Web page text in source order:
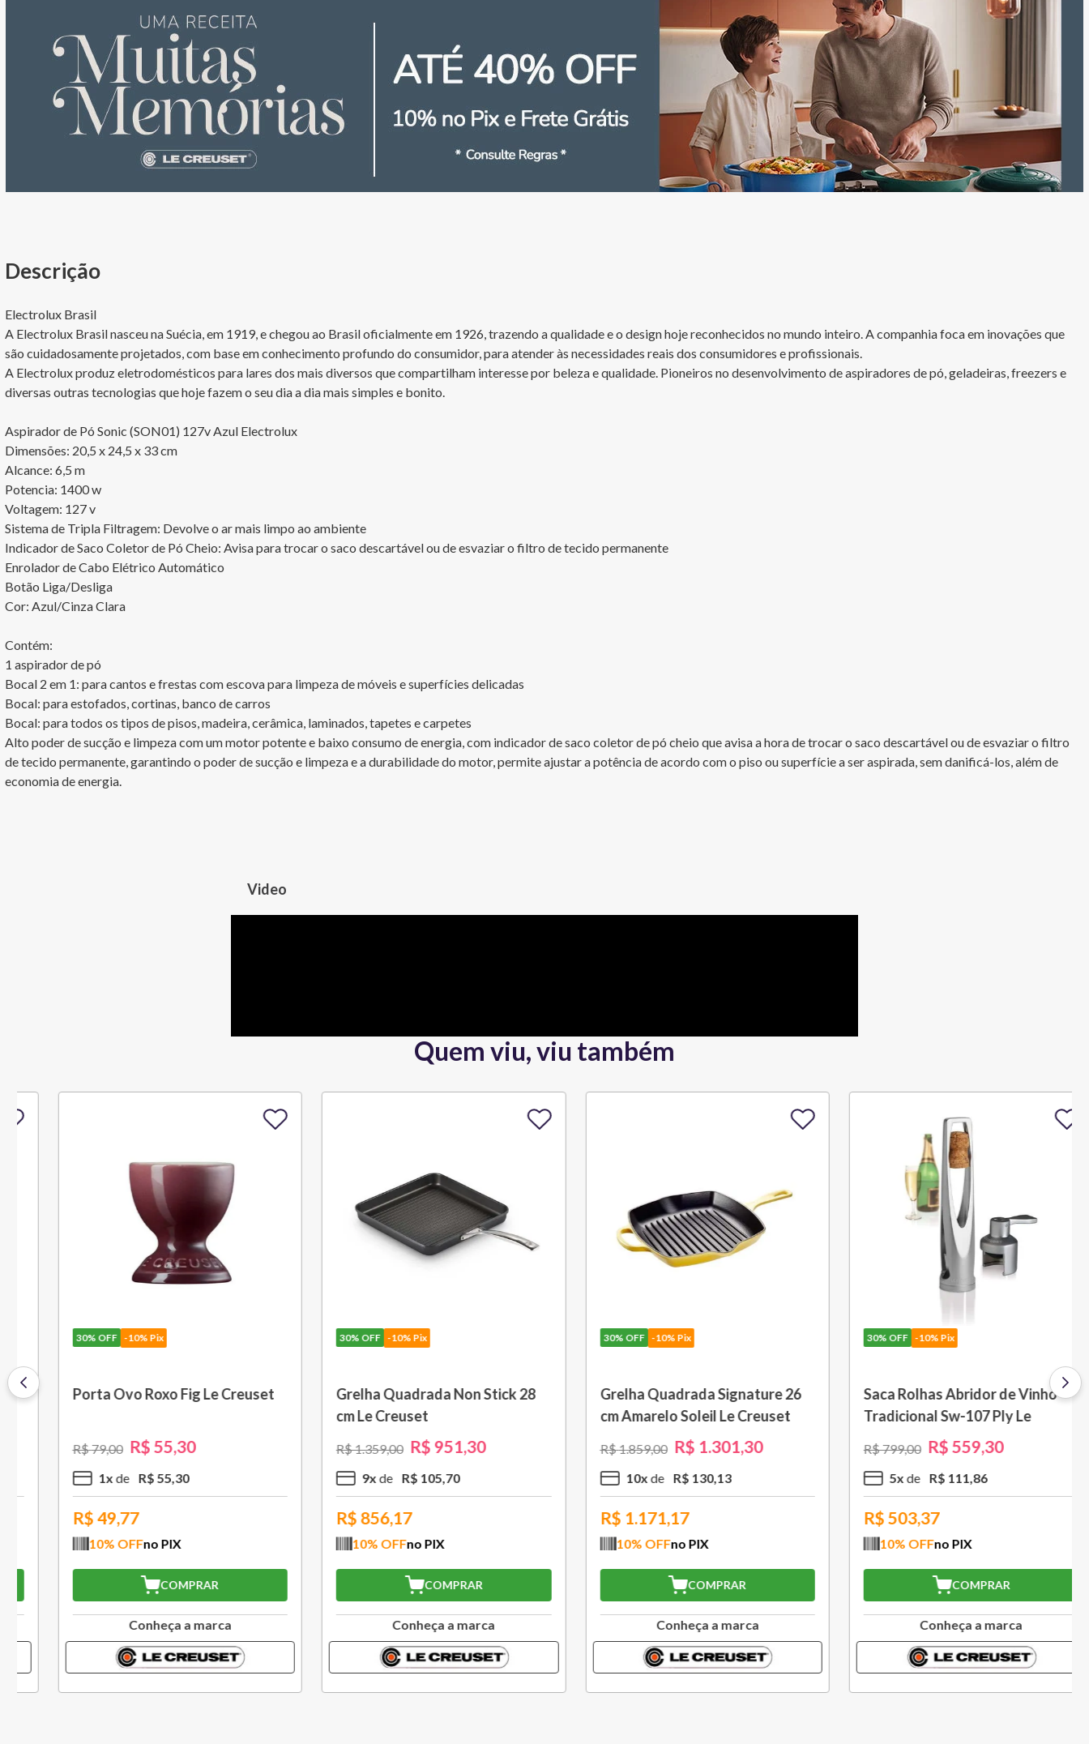
Electrolux Brasil
A Electrolux Brasil nasceu na Suécia, em 1919, e chegou ao Brasil oficialmente em 1926, trazendo a qualidade e o design hoje reconhecidos no mundo inteiro. A companhia foca em inovações que
são cuidadosamente projetados, com base em conhecimento profundo do consumidor, para atender às necessidades reais dos consumidores e profissionais.
A Electrolux produz eletrodomésticos para lares dos mais diversos que compartilham interesse por beleza e qualidade. Pioneiros no desenvolvimento de aspiradores de pó, geladeiras, freezers e
diversas outras tecnologias que hoje fazem o seu dia a dia mais simples e bonito.
Aspirador de Pó Sonic (SON01) 127v Azul Electrolux
Dimensões: 20,5 x 24,5 x 33 cm
Alcance: 6,5 m
Potencia: 1400 w
Voltagem: 127 v
Sistema de Tripla Filtragem: Devolve o ar mais limpo ao ambiente
Indicador de Saco Coletor de Pó Cheio: Avisa para trocar o saco descartável ou de esvaziar o filtro de tecido permanente
Enrolador de Cabo Elétrico Automático
Botão Liga/Desliga
Cor: Azul/Cinza Clara
Contém:
1 aspirador de pó
Bocal 2 em 1: para cantos e frestas com escova para limpeza de móveis e superfícies delicadas
Bocal: para estofados, cortinas, banco de carros
Bocal: para todos os tipos de pisos, madeira, cerâmica, laminados, tapetes e carpetes
Alto poder de sucção e limpeza com um motor potente e baixo consumo de energia, com indicador de saco coletor de pó cheio que avisa a hora de trocar o saco descartável ou de esvaziar o filtro
de tecido permanente, garantindo o poder de sucção e limpeza e a durabilidade do motor, permite ajustar a potência de acordo com o piso ou superfície a ser aspirada, sem danificá-los, além de
economia de energia.
Video
Quem viu, viu também
OFF -10% Pix
Saca Rolhas Abridor de Vinho
799,00 R$ 559,30
5x R$111,86
503,37
% OFFno PIX
COMPRAR
Conheça a marca
OFF -10% Pix
Grelha com Cabo Removível 33
cm Preto Black Onix Le Creuset
579,00 R$1.105,30
10x R$ 110 ,53
994,77
% OFFno PIX
COMPRAR
Conheça a marca
OFF -10% Pix
Bule Grand Cerâmica 1,3 L Azul
Caribe Le Creuset
529,00 R$370,30
3x R$123,43
333,27
% OFFno PIX
COMPRAR
Conheça a marca
OFF -10% Pix
Porta Utensílios Classic 2,3 L
Azul Marseille Le Creuset
449,00 R$314 ,30
3x R$104,76
282,87
% OFFno PIX
COMPRAR
Conheça a marca